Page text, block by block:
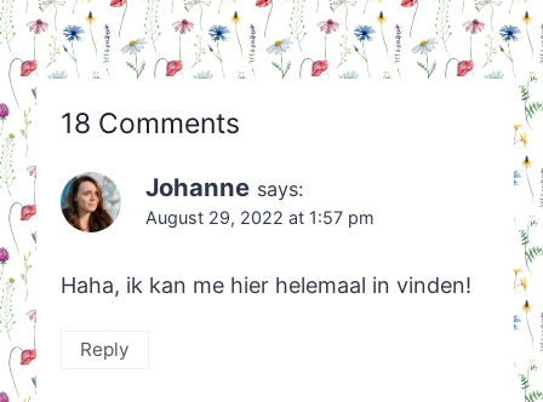
18 Comments
Johanne says:
August 29, 2022 at 1:57 pm
Haha, ik kan me hier helemaal in vinden!
Reply